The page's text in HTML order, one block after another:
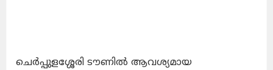
ചെർപ്പുളശ്ശേരി ടൗണിൽ ആവശ്യമായ